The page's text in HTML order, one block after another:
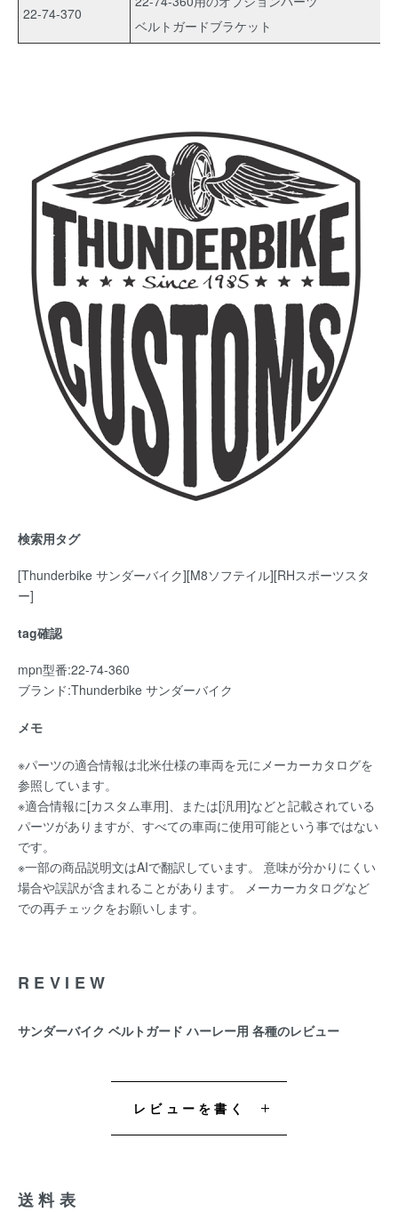
22-74-370
ベルトガードブラケット
検索用タグ
[Thunderbike サンダーバイク][M8ソフテイル][RHスポーツスタ
ー]
tag確認
mpn型番:22-74-360
ブランド:Thunderbike サンダーバイク
メモ
※パーツの適合情報は北米仕様の車両を元にメーカーカタログを
参照しています。
※適合情報に[カスタム車用]、または[汎用]などと記載されている
パーツがありますが、すべての車両に使用可能という事ではない
です。
※一部の商品説明文はAIで翻訳しています。 意味が分かりにくい
場合や誤訳が含まれることがあります。 メーカーカタログなど
での再チェックをお願いします。
REVIEW
サンダーバイク ベルトガード ハーレー用 各種のレビュー
レビューを書く
送料表